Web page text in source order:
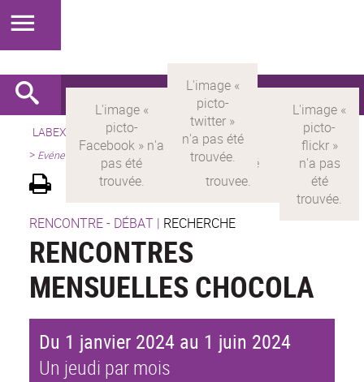
LABEX > LABEX MILYON Version française
Présentation
> Evénements scientifiques
RENCONTRE - DÉBAT | RECHERCHE
RENCONTRES
MENSUELLES CHOCOLA
Du 1 janvier 2024 au 1 juin 2024
Un jeudi par mois